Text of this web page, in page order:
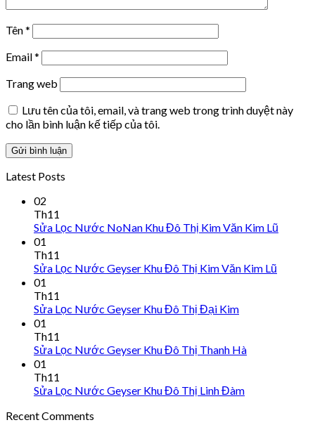
Tên*
Email*
Trang web
Lưu tên của tôi, email, và trang web trong trình duyệt này
cho lần bình luận kế tiếp của tôi.
Latest Posts
02
Th11
Sửa Lọc Nước NoNan Khu Đô Thị Kim Văn Kim Lũ
01
Th11
Sửa Lọc Nước Geyser Khu Đô Thị Kim Văn Kim Lũ
01
Th11
Sửa Lọc Nước Geyser Khu Đô Thị Đại Kim
01
Th11
Sửa Lọc Nước Geyser Khu Đô Thị Thanh Hà
01
Th11
Sửa Lọc Nước Geyser Khu Đô Thị Linh Đàm
Recent Comments